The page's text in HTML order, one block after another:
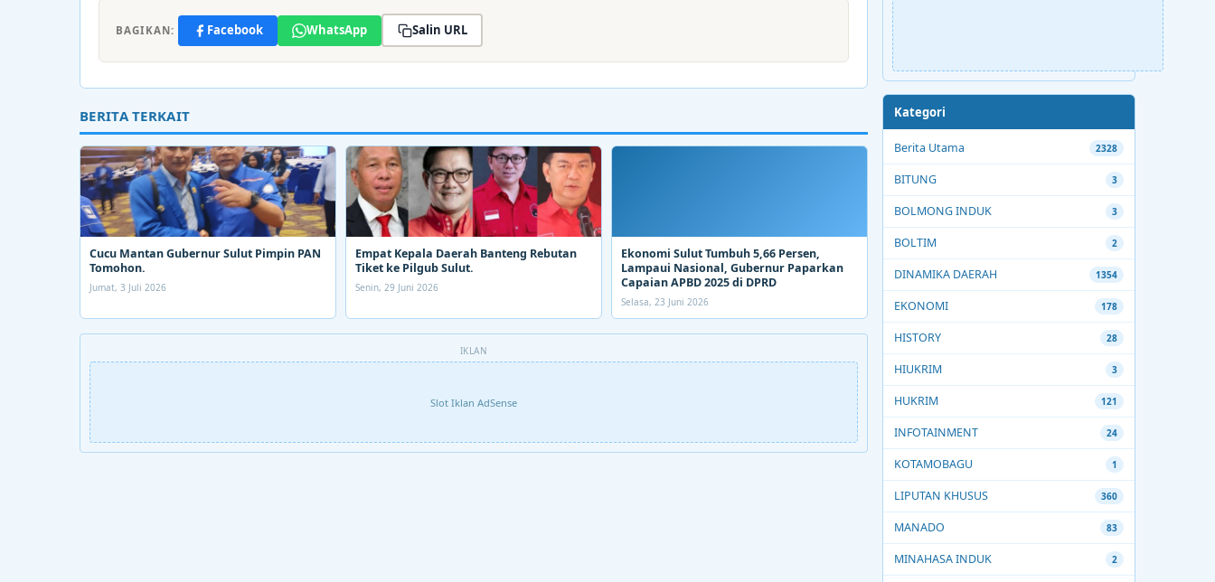
BAGIKAN: Facebook WhatsApp Salin URL
BERITA TERKAIT
Cucu Mantan Gubernur Sulut Pimpin PAN
Tomohon.
Jumat, 3 Juli 2026
Empat Kepala Daerah Banteng Rebutan
Tiket ke Pilgub Sulut.
Senin, 29 Juni 2026
Ekonomi Sulut Tumbuh 5,66 Persen,
Lampaui Nasional, Gubernur Paparkan
Capaian APBD 2025 di DPRD
Selasa, 23 Juni 2026
IKLAN
Slot Iklan AdSense
Kategori
Berita Utama 2328
BITUNG 3
BOLMONG INDUK 3
BOLTIM 2
DINAMIKA DAERAH 1354
EKONOMI 178
HISTORY 28
HIUKRIM 3
HUKRIM 121
INFOTAINMENT 24
KOTAMOBAGU 1
LIPUTAN KHUSUS 360
MANADO 83
MINAHASA INDUK 2